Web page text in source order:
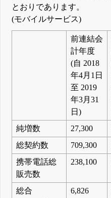
とおりであります。
(モバイルサービス)
前連結会
計年度
(自 2018
年4月1日
至 2019
年3月31
日)
純増数 27,300
総契約数
709,300
携帯電話総
販売数
238,100
総合
6,826